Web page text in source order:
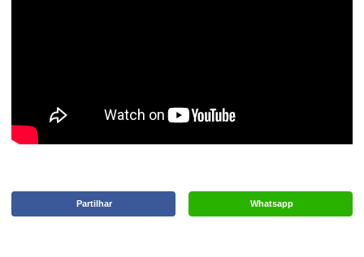
Whatsapp
Partilhar